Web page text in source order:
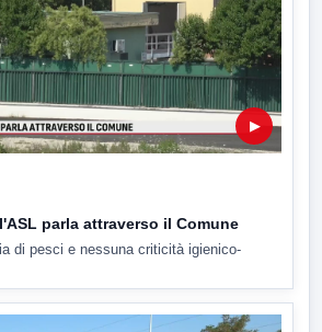
▶
parla attraverso il Comune
di pesci e nessuna criticità igienico-